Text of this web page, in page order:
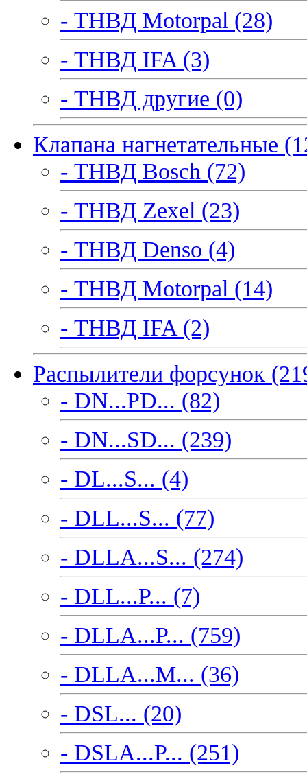
- ТНВД Motorpal (28)
- ТНВД IFA (3)
- ТНВД другие (0)
Клапана нагнетательные
- ТНВД Bosch (72)
- ТНВД Zexel (23)
- ТНВД Denso (4)
- ТНВД Motorpal (14)
- ТНВД IFA (2)
Распылители форсунок
- DN...PD... (82)
- DN...SD... (239)
- DL...S... (4)
- DLL...S... (77)
- DLLA...S... (274)
- DLL...P... (7)
- DLLA...P... (759)
- DLLA...M... (36)
- DSL... (20)
- DSLA...P... (251)